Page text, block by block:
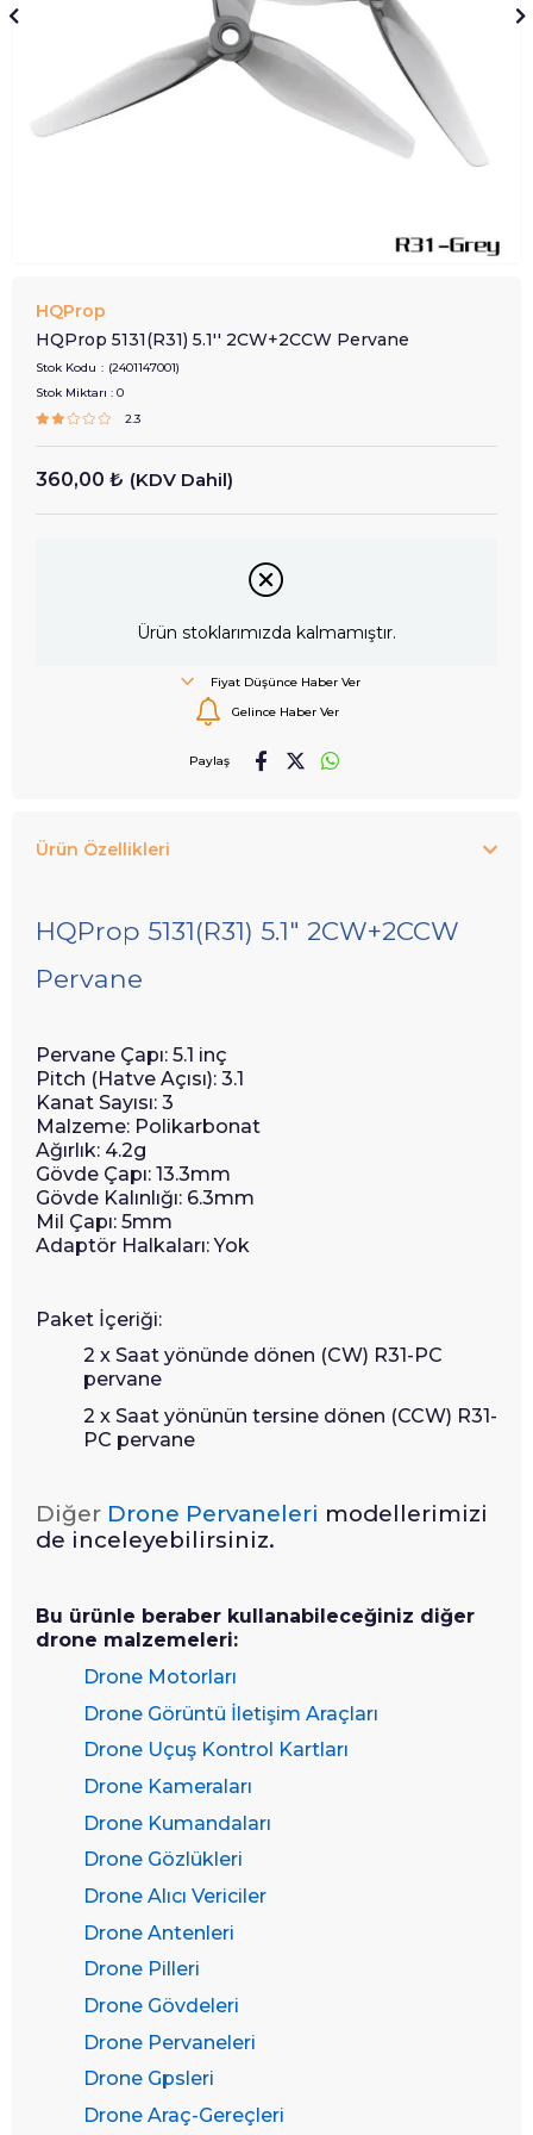
HQProp
HQProp 5131(R31) 5.1'' 2CW+2CCW Pervane
Stok Kodu
(2401147001)
Stok Miktarı : 0
2.3
360,00 ₺ (KDV Dahil)
Ürün stoklarımızda kalmamıştır.
Fiyat Düşünce Haber Ver
Gelince Haber Ver
Paylaş
Ürün Özellikleri
HQProp 5131(R31) 5.1" 2CW+2CCW
Pervane
Pervane Çapı: 5.1 inç
Pitch (Hatve Açısı): 3.1
Kanat Sayısı: 3
Malzeme: Polikarbonat
Ağırlık: 4.2g
Gövde Çapı: 13.3mm
Gövde Kalınlığı: 6.3mm
Mil Çapı: 5mm
Adaptör Halkaları: Yok
Paket İçeriği:
2 x Saat yönünde dönen (CW) R31-PC
pervane
2 x Saat yönünün tersine dönen (CCW) R31-
PC pervane
Diğer Drone Pervaneleri modellerimizi
de inceleyebilirsiniz.
Bu ürünle beraber kullanabileceğiniz diğer
drone malzemeleri:
Drone Motorları
Drone Görüntü İletişim Araçları
Drone Uçuş Kontrol Kartları
Drone Kameraları
Drone Kumandaları
Drone Gözlükleri
Drone Alıcı Vericiler
Drone Antenleri
Drone Pilleri
Drone Gövdeleri
Drone Pervaneleri
Drone Gpsleri
Drone Araç-Gereçleri